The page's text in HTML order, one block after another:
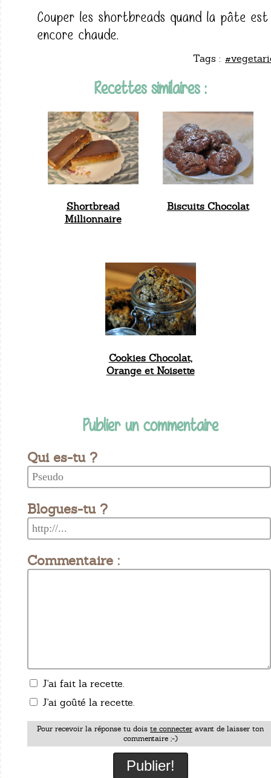
Couper les shortbreads quand la pâte est
encore chaude.
Tags :
Recettes similaires :
Shortbread
Millionnaire
Biscuits Chocolat
Cookies Chocolat,
Orange et Noisette
Publier un commentaire
Qui es-tu ?
Blogues-tu ?
Commentaire :
J'ai fait la recette.
J'ai goûté la recette.
Pour recevoir la réponse tu dois te connecter avant de laisser ton
commentaire ;-)